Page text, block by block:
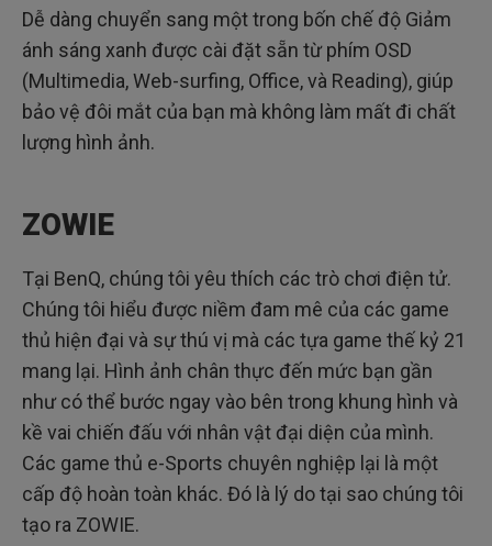
Dễ dàng chuyển sang một trong bốn chế độ Giảm
ánh sáng xanh được cài đặt sẵn từ phím OSD
(Multimedia, Web-surfing, Office, và Reading), giúp
bảo vệ đôi mắt của bạn mà không làm mất đi chất
lượng hình ảnh.
ZOWIE
Tại BenQ, chúng tôi yêu thích các trò chơi điện tử.
Chúng tôi hiểu được niềm đam mê của các game
thủ hiện đại và sự thú vị mà các tựa game thế kỷ 21
mang lại. Hình ảnh chân thực đến mức bạn gần
như có thể bước ngay vào bên trong khung hình và
kề vai chiến đấu với nhân vật đại diện của mình.
Các game thủ e-Sports chuyên nghiệp lại là một
cấp độ hoàn toàn khác. Đó là lý do tại sao chúng tôi
tạo ra ZOWIE.